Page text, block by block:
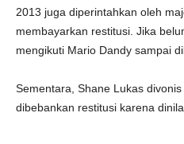
2013 juga diperintahkan oleh
membayarkan restitusi. Jika
mengikuti Mario Dandy sampai
Sementara, Shane Lukas
dibebankan restitusi karena